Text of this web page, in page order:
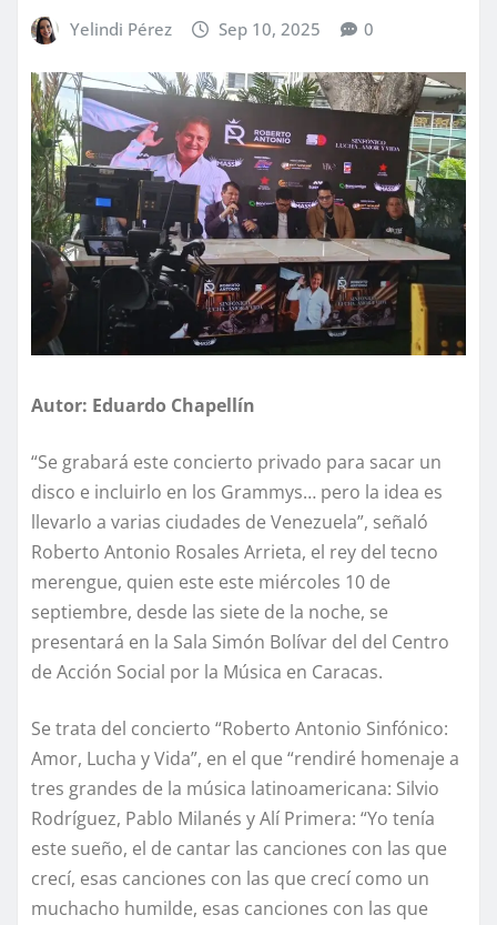
Yelindi Pérez Sep 10, 2025 0
Autor: Eduardo Chapellín
“Se grabará este concierto privado para sacar un
disco e incluirlo en los Grammys… pero la idea es
llevarlo a varias ciudades de Venezuela”, señaló
Roberto Antonio Rosales Arrieta, el rey del tecno
merengue, quien este este miércoles 10 de
septiembre, desde las siete de la noche, se
presentará en la Sala Simón Bolívar del del Centro
de Acción Social por la Música en Caracas.
Se trata del concierto “Roberto Antonio Sinfónico:
Amor, Lucha y Vida”, en el que “rendiré homenaje a
tres grandes de la música latinoamericana: Silvio
Rodríguez, Pablo Milanés y Alí Primera: “Yo tenía
este sueño, el de cantar las canciones con las que
crecí, esas canciones con las que crecí como un
muchacho humilde, esas canciones con las que